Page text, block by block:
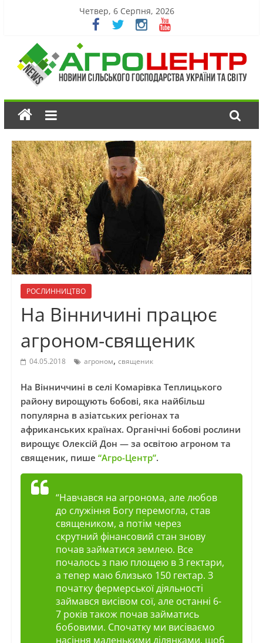
Четвер, 6 Серпня, 2026
РОСЛИННИЦТВО
На Вінничині працює
агроном-священик
04.05.2018 агроном, священик
На Вінниччині в селі Комарівка Теплицького
району вирощують бобові, яка найбільш
популярна в азіатських регіонах та
африканських країнах. Органічні бобові рослини
вирощує Олексій Дон — за освітою агроном та
священик, пише “Агро-Центр”.
“Навчався на агронома, але любов
до служіння Богу перемогла, став
священиком, а потім через
скрутний фінансовий стан знову
почав займатися землею. Все
почалось з паю площею в 3 гектари,
а тепер маю близько 150 гектар. З
початку фермерської діяльності
займався висівом сої, але останні 6-
7 років також почав займатись
бобовими. Спочатку ми висіваємо
насіння маленькими ділянками, щоб